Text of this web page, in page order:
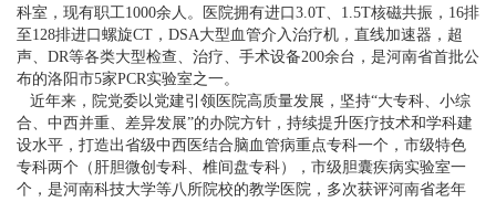
科室，现有职工1000余人。医院拥有进口3.0T、1.5T核磁共振，16排
至128排进口螺旋CT，DSA大型血管介入治疗机，直线加速器，超
声、DR等各类大型检查、治疗、手术设备200余台，是河南省首批公
布的洛阳市5家PCR实验室之一。
近年来，院党委以党建引领医院高质量发展，坚持“大专科、小综
合、中西并重、差异发展”的办院方针，持续提升医疗技术和学科建
设水平，打造出省级中西医结合脑血管病重点专科一个，市级特色
专科两个（肝胆微创专科、椎间盘专科），市级胆囊疾病实验室一
个，是河南科技大学等八所院校的教学医院，多次获评河南省老年